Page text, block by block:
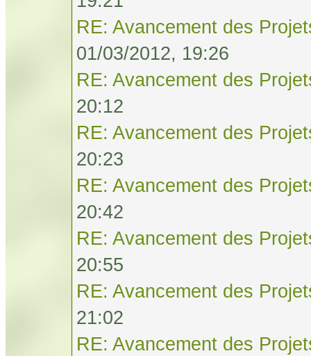
RE: Avancement des
01/03/2012, 19:26
RE: Avancement des
20:12
RE: Avancement des
20:23
RE: Avancement des
20:42
RE: Avancement des
20:55
RE: Avancement des
21:02
RE: Avancement des